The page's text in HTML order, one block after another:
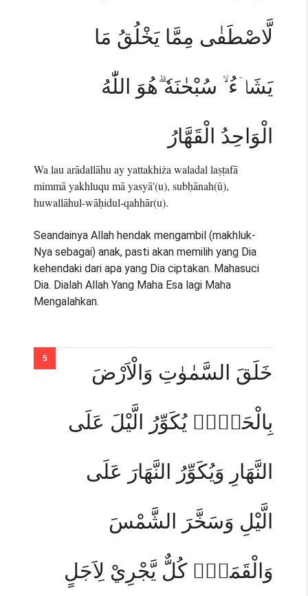
لَّاصْطَفٰى مِمَّا يَخْلُقُ مَا
يَشَاۤءُ ۙ سُبْحٰنَهٗ ۗهُوَ اللّٰهُ
الْوَاحِدُ الْقَهَّارُ
Wa lau arādallāhu ay yattakhiża waladal laṣṭafā
mimmā yakhluqu mā yasyā'(u), subḥānah(ū),
huwallāhul-wāḥidul-qahhār(u).
Seandainya Allah hendak mengambil (makhluk-
Nya sebagai) anak, pasti akan memilih yang Dia
kehendaki dari apa yang Dia ciptakan. Mahasuci
Dia. Dialah Allah Yang Maha Esa lagi Maha
Mengalahkan.
خَلَقَ السَّمٰوٰتِ وَالْاَرْضَ
بِالْحَقِّۚ يُكَوِّرُ الَّيْلَ عَلَى
النَّهَارِ وَيُكَوِّرُ النَّهَارَ عَلَى
الَّيْلِ وَسَخَّرَ الشَّمْسَ
وَالْقَمَرَۗ كُلٌّ يَّجْرِيْ لِاَجَلٍ